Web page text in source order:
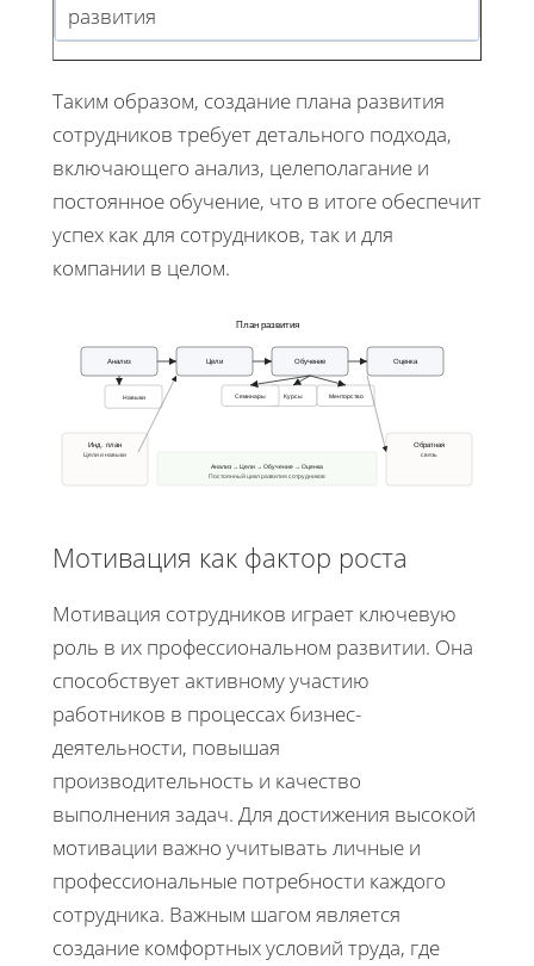
развития
Таким образом, создание плана развития
сотрудников требует детального подхода,
включающего анализ, целеполагание и
постоянное обучение, что в итоге обеспечит
успех как для сотрудников, так и для
компании в целом.
План развития
Анализ Цели Обучение Оценка
Навыки Курсы Менторство
Семинары
Инд. план
Цели и навыки
Обратная
связь
Анализ → Цели → Обучение → Оценка
Постоянный цикл развития сотрудников
Мотивация как фактор роста
Мотивация сотрудников играет ключевую
роль в их профессиональном развитии. Она
способствует активному участию
работников в процессах бизнес-
деятельности, повышая
производительность и качество
выполнения задач. Для достижения высокой
мотивации важно учитывать личные и
профессиональные потребности каждого
сотрудника. Важным шагом является
создание комфортных условий труда, где